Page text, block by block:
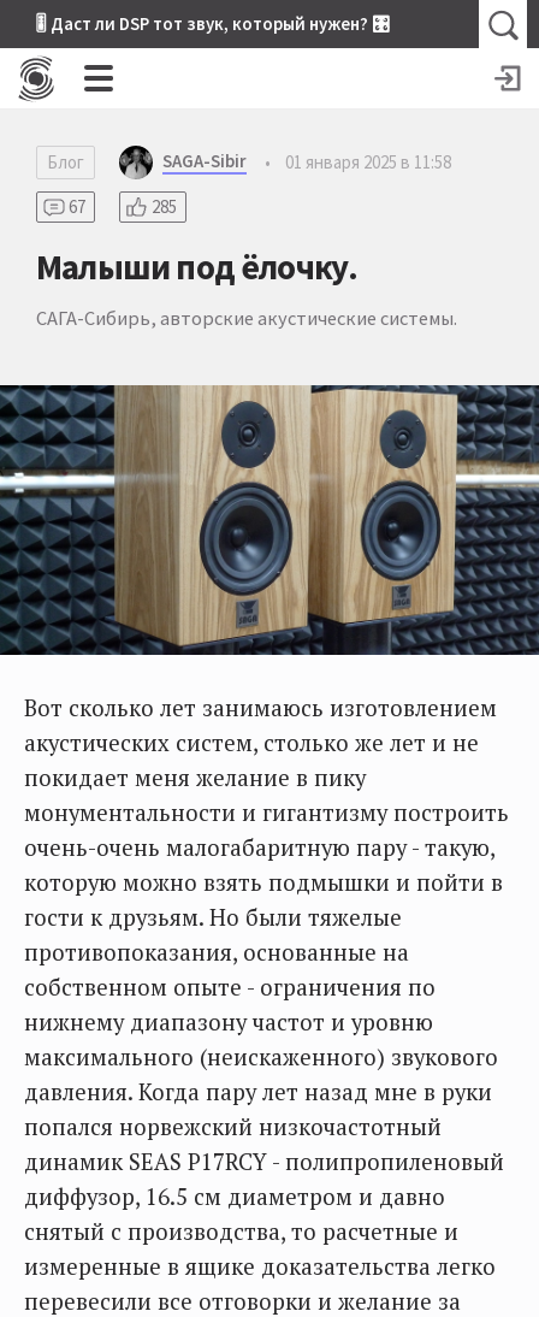
🎚 Даст ли DSP тот звук, который нужен? 🎛
Блог SAGA-Sibir •
01 января 2025 в 11:58
67
285
Малыши под ёлочку.
САГА-Сибирь, авторские акустические системы.
Вот сколько лет занимаюсь изготовлением
акустических систем, столько же лет и не
покидает меня желание в пику
монументальности и гигантизму построить
очень-очень малогабаритную пару - такую,
которую можно взять подмышки и пойти в
гости к друзьям. Но были тяжелые
противопоказания, основанные на
собственном опыте - ограничения по
нижнему диапазону частот и уровню
максимального (неискаженного) звукового
давления. Когда пару лет назад мне в руки
попался норвежский низкочастотный
динамик SEAS P17RCY - полипропиленовый
диффузор, 16.5 см диаметром и давно
снятый с производства, то расчетные и
измеренные в ящике доказательства легко
перевесили все отговорки и желание за